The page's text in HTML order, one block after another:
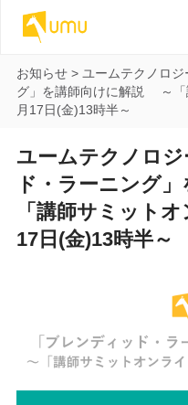
お知らせ> ユームテクノロ
グ」を講師向けに解説 ～「
月17日(金)13時半～
ユームテクノロ
ド・ラーニング
「講師サミット
17日(金)13時半～